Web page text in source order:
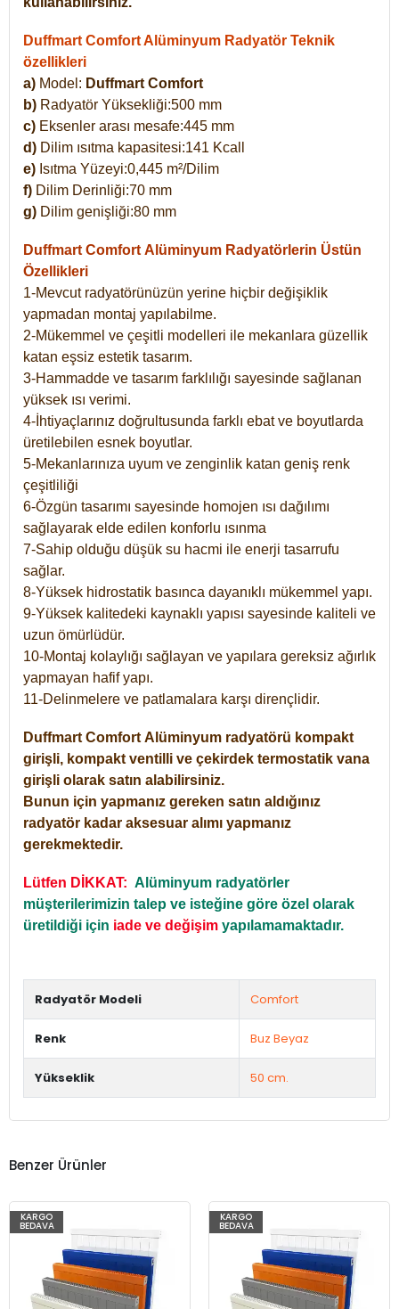
Duffmart Comfort Alüminyum Radyatör Teknik
özellikleri
a) Model: Duffmart Comfort
b) Radyatör Yüksekliği:500 mm
c) Eksenler arası mesafe:445 mm
d) Dilim ısıtma kapasitesi:141 Kcall
e) Isıtma Yüzeyi:0,445 m²/Dilim
f) Dilim Derinliği:70 mm
g) Dilim genişliği:80 mm
Duffmart Comfort Alüminyum Radyatörlerin Üstün
Özellikleri
1-Mevcut radyatörünüzün yerine hiçbir değişiklik
yapmadan montaj yapılabilme.
2-Mükemmel ve çeşitli modelleri ile mekanlara güzellik
katan eşsiz estetik tasarım.
3-Hammadde ve tasarım farklılığı sayesinde sağlanan
yüksek ısı verimi.
4-İhtiyaçlarınız doğrultusunda farklı ebat ve boyutlarda
üretilebilen esnek boyutlar.
5-Mekanlarınıza uyum ve zenginlik katan geniş renk
çeşitliliği
6-Özgün tasarımı sayesinde homojen ısı dağılımı
sağlayarak elde edilen konforlu ısınma
7-Sahip olduğu düşük su hacmi ile enerji tasarrufu
sağlar.
8-Yüksek hidrostatik basınca dayanıklı mükemmel yapı.
9-Yüksek kalitedeki kaynaklı yapısı sayesinde kaliteli ve
uzun ömürlüdür.
10-Montaj kolaylığı sağlayan ve yapılara gereksiz ağırlık
yapmayan hafif yapı.
11-Delinmelere ve patlamalara karşı dirençlidir.
Duffmart Comfort Alüminyum radyatörü kompakt
girişli, kompakt ventilli ve çekirdek termostatik vana
girişli olarak satın alabilirsiniz.
Bunun için yapmanız gereken satın aldığınız
radyatör kadar aksesuar alımı yapmanız
gerekmektedir.
Lütfen DİKKAT: Alüminyum radyatörler
müşterilerimizin talep ve isteğine göre özel olarak
üretildiği için iade ve değişim yapılamamaktadır.
Radyatör Modeli Comfort
Renk Buz Beyaz
Yükseklik 50 cm.
Benzer Ürünler
KARGO
BEDAVA
KARGO
BEDAVA